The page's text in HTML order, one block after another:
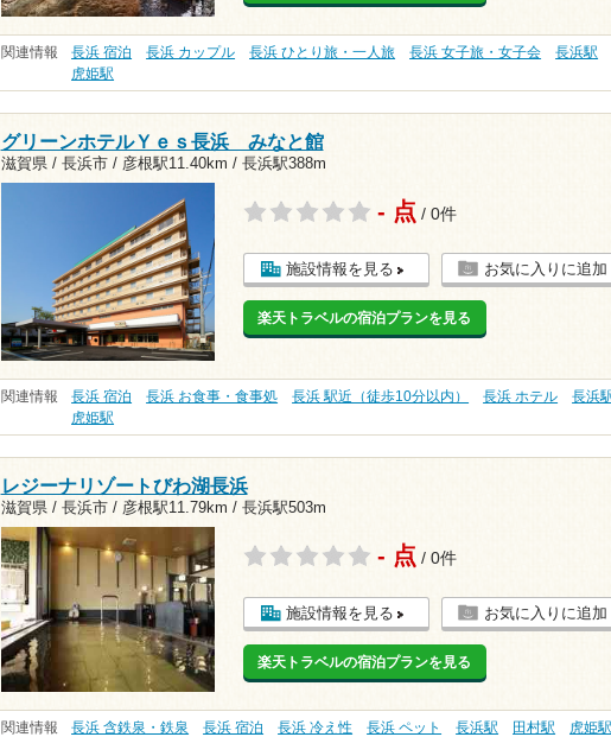
関連情報 長浜 宿泊 長浜 カップル 長浜 ひとり旅・一人旅 長浜 女子旅・女子会 長浜駅
虎姫駅
グリーンホテルＹｅｓ長浜 みなと館
滋賀県 / 長浜市 / 彦根駅11.40km / 長浜駅388m
- 点 / 0件
施設情報を見る お気に入りに追加
楽天トラベルの宿泊プランを見る
関連情報 長浜 宿泊 長浜 お食事・食事処 長浜 駅近（徒歩10分以内） 長浜 ホテル 長浜
虎姫駅
レジーナリゾートびわ湖長浜
滋賀県 / 長浜市 / 彦根駅11.79km / 長浜駅503m
- 点 / 0件
施設情報を見る お気に入りに追加
楽天トラベルの宿泊プランを見る
関連情報 長浜 含鉄泉・鉄泉 長浜 宿泊 長浜 冷え性 長浜 ペット 長浜駅 田村駅 虎姫駅